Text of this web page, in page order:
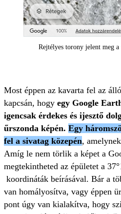
Rejtélyes torony jelent meg
Most éppen az kavarta fel az
kapcsán, hogy egy Google
igencsak érdekes és ijesztő
űrszonda képén. Egy
fel a sivatag közepén,
Amíg le nem törlik a képet a
megtekintheted az épületet a
koordináták beírásával. Bár a
van homályosítva, vagy éppen
pont úgy van kialakítva, hogy